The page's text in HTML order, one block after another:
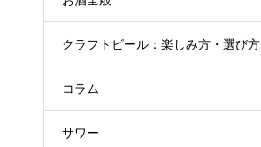
クラフトビール：楽しみ方・選び方
コラム
サワー